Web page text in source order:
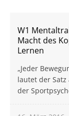
W1
Macht des
Lernen
„Jeder
lautet der
der